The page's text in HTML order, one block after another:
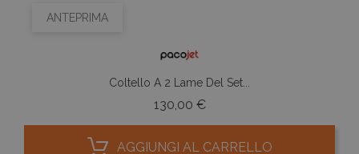
ANTEPRIMA
Coltello A 2 Lame Del Set...
130,00 €Prezzo
AGGIUNGI AL CARRELLO